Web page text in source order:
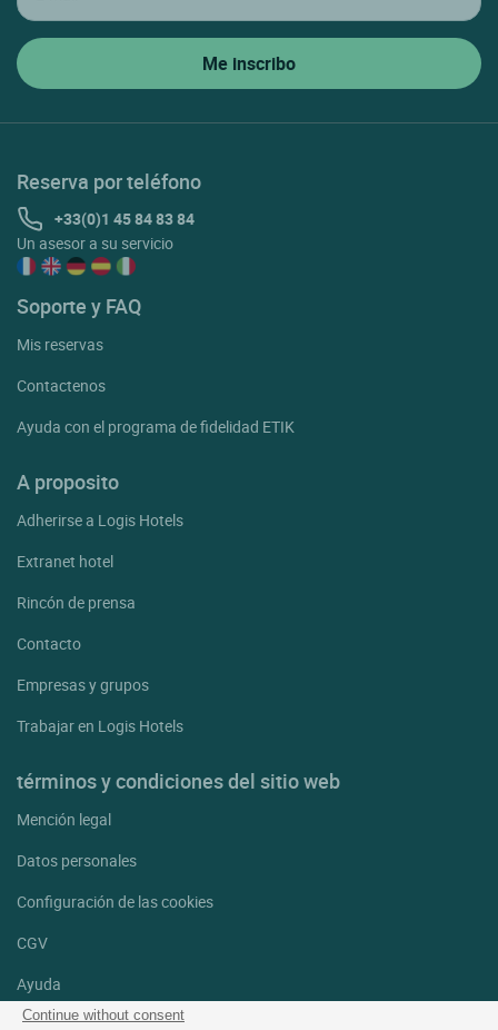
Continue without consent
Reserva por teléfono
+33(0)1 45 84 83 84
Un asesor a su servicio
Soporte y FAQ
Mis reservas
Contactenos
Ayuda con el programa de fidelidad ETIK
A proposito
Adherirse a Logis Hotels
Extranet hotel
Rincón de prensa
Contacto
Empresas y grupos
Trabajar en Logis Hotels
términos y condiciones del sitio web
Mención legal
Datos personales
Configuración de las cookies
CGV
Ayuda
Mapa del sitio